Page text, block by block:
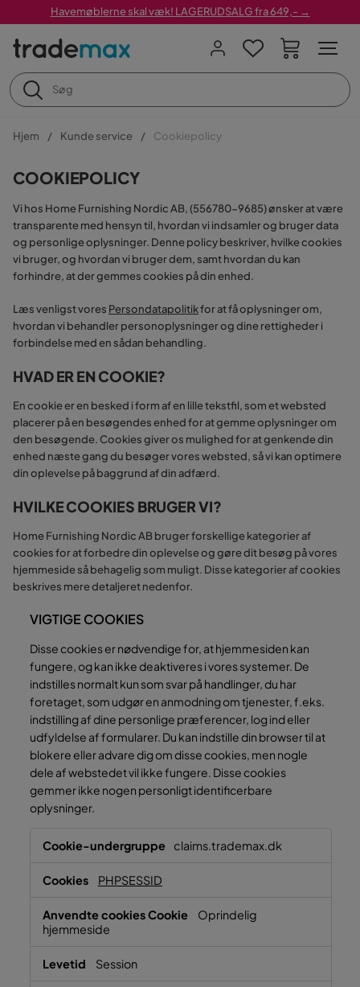
Havemøblerne skal væk! LAGERUDSALG fra 649,- →
Hjem Kunde service Cookiepolicy
COOKIEPOLICY
Vi hos Home Furnishing Nordic AB, (556780-9685) ønsker at være
transparente med hensyn til, hvordan vi indsamler og bruger data
og personlige oplysninger. Denne policy beskriver, hvilke cookies
vi bruger, og hvordan vi bruger dem, samt hvordan du kan
forhindre, at der gemmes cookies på din enhed.
Læs venligst vores Persondatapolitikfor at få oplysninger om,
hvordan vi behandler personoplysninger og dine rettigheder i
forbindelse med en sådan behandling.
HVAD ER EN COOKIE?
En cookie er en besked i form af en lille tekstfil, som et websted
placerer på en besøgendes enhed for at gemme oplysninger om
den besøgende. Cookies giver os mulighed for at genkende din
enhed næste gang du besøger vores websted, så vi kan optimere
din oplevelse på baggrund af din adfærd.
HVILKE COOKIES BRUGER VI?
Home Furnishing Nordic AB bruger forskellige kategorier af
cookies for at forbedre din oplevelse og gøre dit besøg på vores
hjemmeside så behagelig som muligt. Disse kategorier af cookies
beskrives mere detaljeret nedenfor.
VIGTIGE COOKIES
Disse cookies er nødvendige for, at hjemmesiden kan
fungere, og kan ikke deaktiveres i vores systemer. De
indstilles normalt kun som svar på handlinger, du har
foretaget, som udgør en anmodning om tjenester, f.eks.
indstilling af dine personlige præferencer, log ind eller
udfyldelse af formularer. Du kan indstille din browser til at
blokere eller advare dig om disse cookies, men nogle
dele af webstedet vil ikke fungere. Disse cookies
gemmer ikke nogen personligt identificerbare
oplysninger.
cookies
claims.trademax.dk
PHPSESSID
Oprindelig
hjemmeside
Session